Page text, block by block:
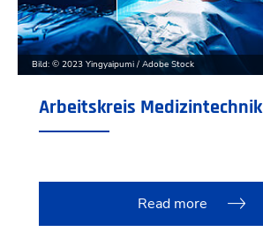
Bild: © 2023 Yingyaipumi / Adobe Stock
Arbeitskreis Medizintechnik
Read more